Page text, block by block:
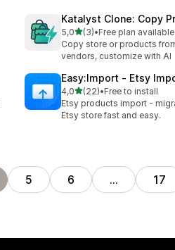
Katalyst Clone: Copy
5,0de 5 estrelas
(3)
3 total de avaliações
•Free plan available
Copy store or products
vendors, customize with AI
Easy:Import ‑ Etsy
4,0de 5 estrelas
(22)
22 total de avaliações
•Free to install
Etsy products import -
Etsy store fast and easy.
5 6 … 17